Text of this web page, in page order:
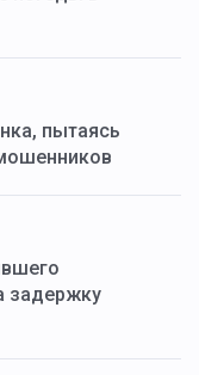
пытаясь
задержку